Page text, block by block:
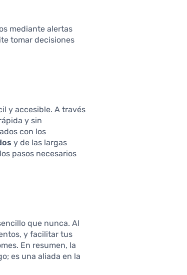
mediante alertas
tomar decisiones
y accesible. A través
y sin
con los
y de las largas
pasos necesarios
que nunca. Al
y facilitar tus
En resumen, la
es una aliada en la